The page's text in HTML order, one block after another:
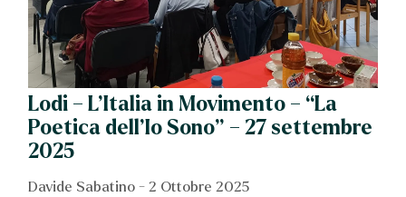
Lodi – L’Italia in Movimento – “La
Poetica dell’Io Sono” – 27 settembre
2025
Davide Sabatino 2 Ottobre 2025